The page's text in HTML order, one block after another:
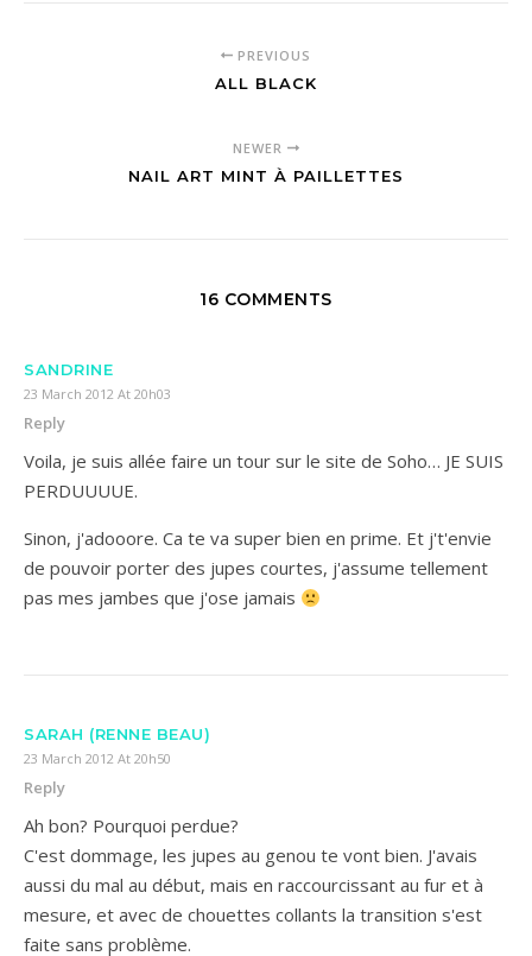
PREVIOUS
ALL BLACK
NEWER
NAIL ART MINT À PAILLETTES
16 COMMENTS
SANDRINE
23 March 2012 At 20h03
Reply
Voila, je suis allée faire un tour sur le site de Soho… JE SUIS
PERDUUUUE.
Sinon, j'adooore. Ca te va super bien en prime. Et j't'envie
de pouvoir porter des jupes courtes, j'assume tellement
pas mes jambes que j'ose jamais
SARAH (RENNE BEAU)
23 March 2012 At 20h50
Reply
Ah bon? Pourquoi perdue?
C'est dommage, les jupes au genou te vont bien. J'avais
aussi du mal au début, mais en raccourcissant au fur et à
mesure, et avec de chouettes collants la transition s'est
faite sans problème.